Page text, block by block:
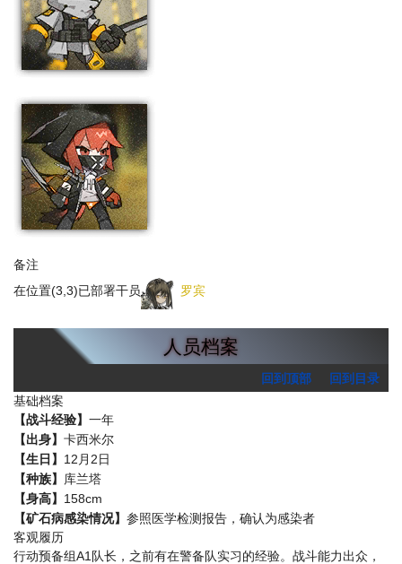
备注
在位置(3,3)已部署干员
罗宾
人员档案
回到顶部
回到目录
基础档案
【战斗经验】 一年
【出身】 卡西米尔
【生日】 12月2日
【种族】
库兰塔
【身高】 158cm
【矿石病感染情况】 参照医学检测报告，确认为感染者
客观履历
行动预备组A1队长，之前有在警备队实习的经验。战斗能力出众，